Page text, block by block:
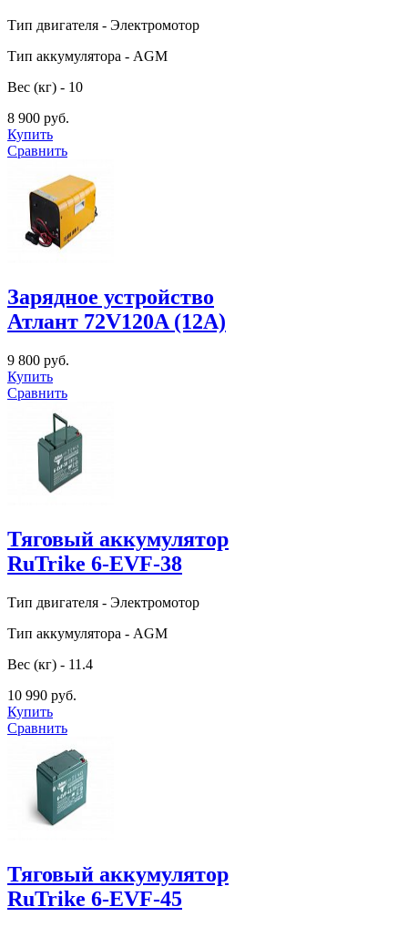
Тип двигателя - Электромотор
Тип аккумулятора - AGM
Вес (кг) - 10
8 900 руб.
Купить
Сравнить
Зарядное устройство
Атлант 72V120A (12А)
9 800 руб.
Купить
Сравнить
Тяговый аккумулятор
RuTrike 6-EVF-38
Тип двигателя - Электромотор
Тип аккумулятора - AGM
Вес (кг) - 11.4
10 990 руб.
Купить
Сравнить
Тяговый аккумулятор
RuTrike 6-EVF-45